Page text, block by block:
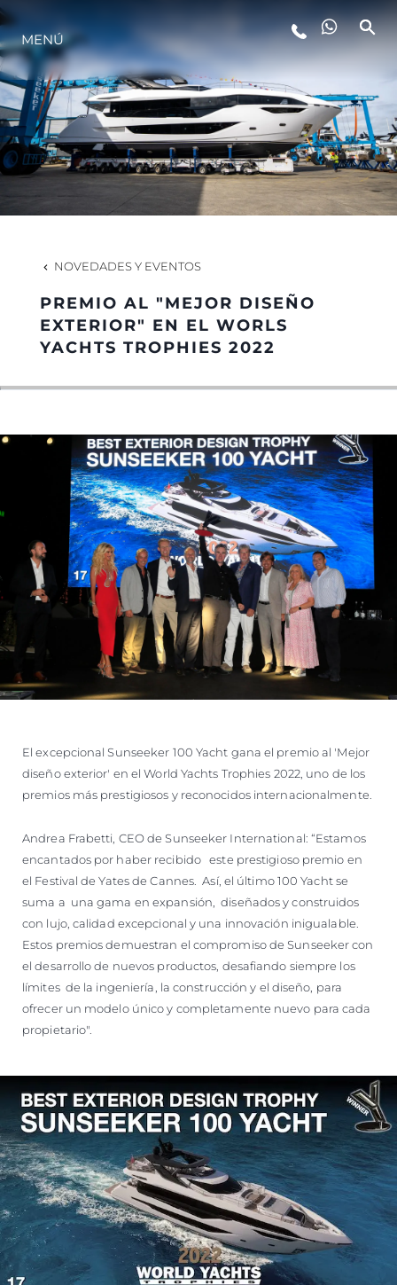
ESTILO DE VIDA
INNOVACIÓN
¿QUIÉNES SOMOS?
ITALY ADVENTURES
MENÚ
NOVEDADES Y EVENTOS
PREMIO AL "MEJOR DISEÑO
EXTERIOR" EN EL WORLS
YACHTS TROPHIES 2022
El excepcional Sunseeker 100 Yacht gana el premio al 'Mejor
diseño exterior' en el World Yachts Trophies 2022, uno de los
premios más prestigiosos y reconocidos internacionalmente.
Andrea Frabetti, CEO de Sunseeker International: “Estamos
encantados por haber recibido este prestigioso premio en
el Festival de Yates de Cannes. Así, el último 100 Yacht se
suma a una gama en expansión, diseñados y construidos
con lujo, calidad excepcional y una innovación inigualable.
Estos premios demuestran el compromiso de Sunseeker con
el desarrollo de nuevos productos, desafiando siempre los
límites de la ingeniería, la construcción y el diseño, para
ofrecer un modelo único y completamente nuevo para cada
propietario".